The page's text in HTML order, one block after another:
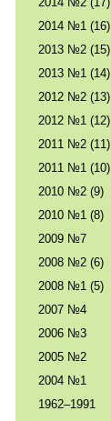
2014 №1 (16)
2013 №2 (15)
2013 №1 (14)
2012 №2 (13)
2012 №1 (12)
2011 №2 (11)
2011 №1 (10)
2010 №2 (9)
2010 №1 (8)
2009 №7
2008 №2 (6)
2008 №1 (5)
2007 №4
2006 №3
2005 №2
2004 №1
1962–1991